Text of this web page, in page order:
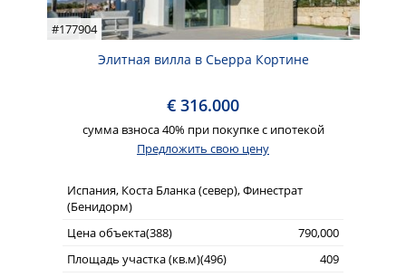
#177904
Элитная вилла в Сьерра Кортине
€ 316.000
сумма взноса 40% при покупке с ипотекой
Предложить свою цену
Испания, Коста Бланка (север), Финестрат
(Бенидорм)
Цена объекта(388)
790,000
Площадь участка (кв.м)(496)
409